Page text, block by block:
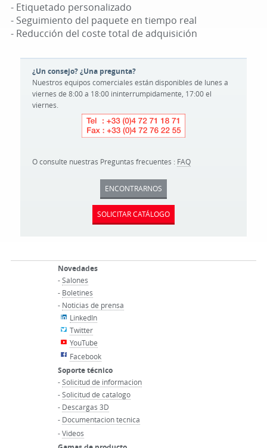
- Etiquetado personalizado
- Seguimiento del paquete en tiempo real
- Reducción del coste total de adquisición
¿Un consejo? ¿Una pregunta?
Nuestros equipos comerciales están disponibles de lunes a
viernes de 8:00 a 18:00 ininterrumpidamente, 17:00 el
viernes.
O consulte nuestras Preguntas frecuentes : FAQ
ENCONTRARNOS
SOLICITAR CATÁLOGO
Novedades
-Salones
- Boletines
- Noticias de prensa
LinkedIn
Twitter
YouTube
Facebook
Soporte técnico
-Solicitud de informacion
-Solicitud de catalogo
- Descargas 3D
- Documentacion tecnica
-Videos